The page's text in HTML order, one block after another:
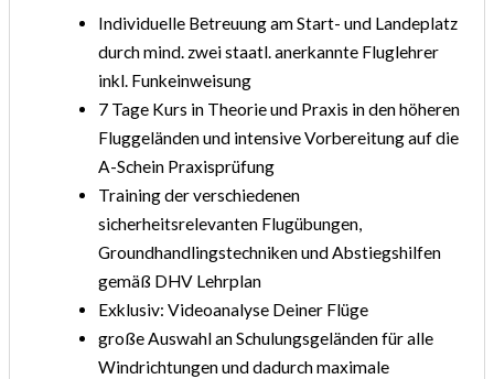
Individuelle Betreuung am Start- und Landeplatz
durch mind. zwei staatl. anerkannte Fluglehrer
inkl. Funkeinweisung
7 Tage Kurs in Theorie und Praxis in den höheren
Fluggeländen und intensive Vorbereitung auf die
A-Schein Praxisprüfung
Training der verschiedenen
sicherheitsrelevanten Flugübungen,
Groundhandlingstechniken und Abstiegshilfen
gemäß DHV Lehrplan
Exklusiv: Videoanalyse Deiner Flüge
große Auswahl an Schulungsgeländen für alle
Windrichtungen und dadurch maximale